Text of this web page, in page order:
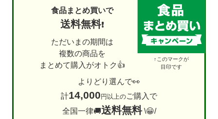
↑このマークが
目印です
食品まとめ買いで
送料無料❗
ただいまの期間は
複数の商品を
まとめて購入がオトク👍
よりどり選んで👀
計14,000円以上のご購入で
全国一律🚚送料無料\😀/